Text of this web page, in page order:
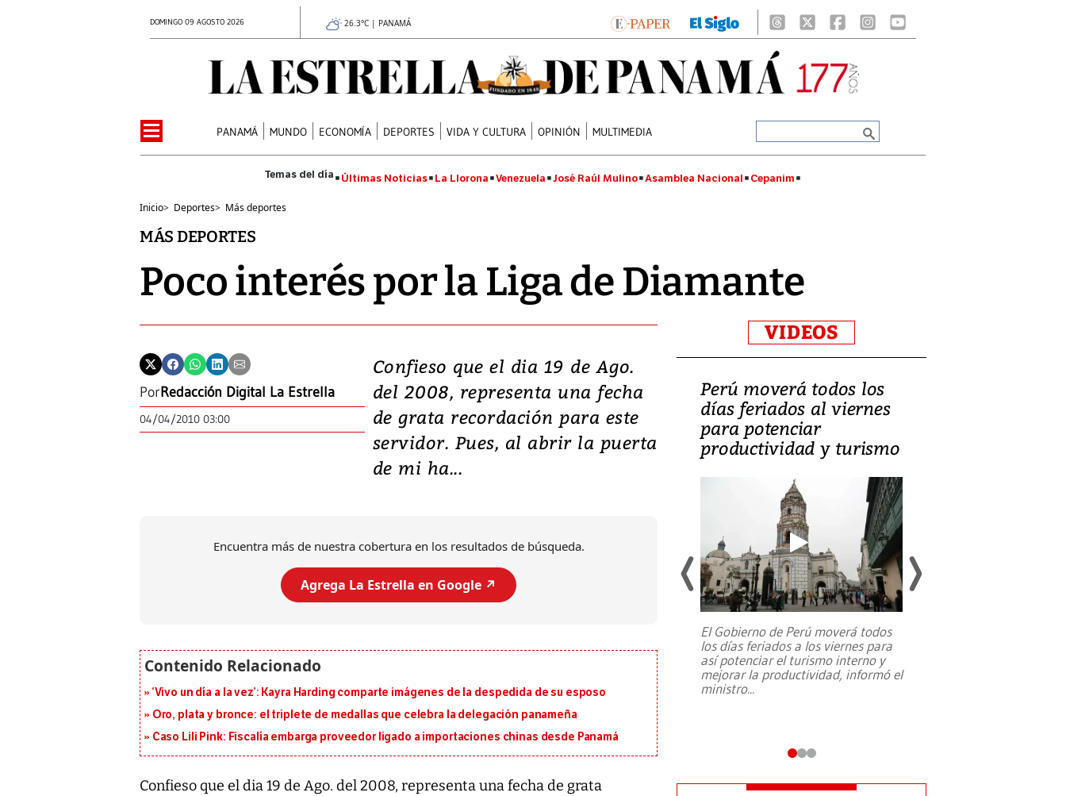
DOMINGO 09 AGOSTO 2026 26.3°C | PANAMÁ
PANAMÁ MUNDO ECONOMÍA DEPORTES VIDA Y CULTURA OPINIÓN MULTIMEDIA
Últimas Noticias La Llorona Venezuela José Raúl Mulino Asamblea Nacional Cepanim
Inicio> Deportes> Más deportes
MÁS DEPORTES
Poco interés por la Liga de Diamante
PorRedacción Digital La Estrella
04/04/2010 03:00
Confieso que el dia 19 de Ago.
del 2008, representa una fecha
de grata recordación para este
servidor. Pues, al abrir la puerta
de mi ha...
Encuentra más de nuestra cobertura en los resultados de búsqueda.
Agrega La Estrella en Google ↗️
‘Vivo un día a la vez’: Kayra Harding comparte imágenes de la despedida de su esposo
Oro, plata y bronce: el triplete de medallas que celebra la delegación panameña
Caso Lili Pink: Fiscalía embarga proveedor ligado a importaciones chinas desde Panamá
Confieso que el dia 19 de Ago. del 2008, representa una fecha de grata
VIDEOS
Video: Lula lanza su
candidatura con
promesas de inversión
en defensa, educación y
tierras raras
Entre recuerdos y escuetas
da Silva, oficializó este domingo su
candidatura ...
Perú moverá todos los
días feriados al viernes
para potenciar
productividad y turismo
El Gobierno de Perú moverá todos
los días feriados a los viernes para
así potenciar el turismo interno y
mejorar la productividad, informó el
ministro...